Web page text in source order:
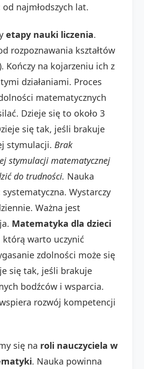
najmłodszych lat.
etapy nauki liczenia.
rozpoznawania kształtów
Kończy na kojarzeniu ich z
działaniami. Proces
matematycznych
Dzieje się to około 3
się tak, jeśli brakuje
stymulacji. Brak
stymulacji matematycznej
do trudności. Nauka
Wystarczy
Ważna jest
Matematyka dla dzieci
którą warto uczynić
zdolności może się
się tak, jeśli brakuje
bodźców i wsparcia.
rozwój kompetencji
się na roli nauczyciela w
. Nauka powinna